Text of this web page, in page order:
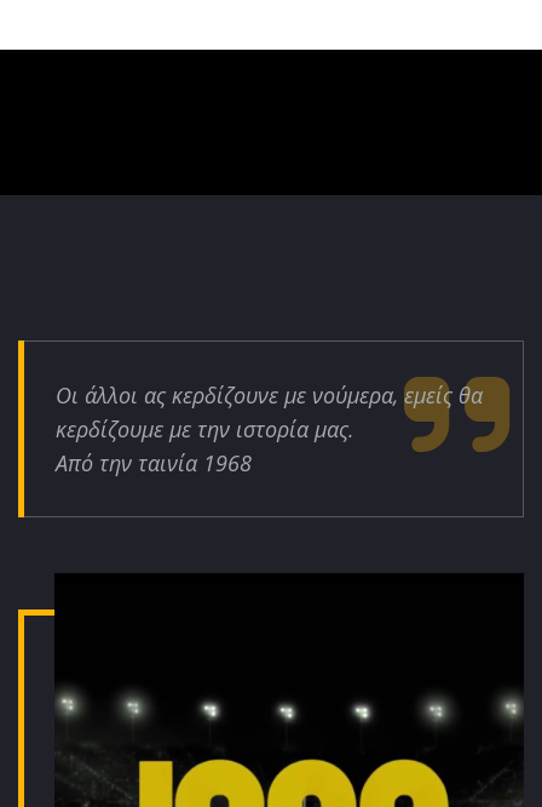
Οι άλλοι ας κερδίζουνε με νούμερα, εμείς θα
κερδίζουμε με την ιστορία μας.
Από την ταινία 1968